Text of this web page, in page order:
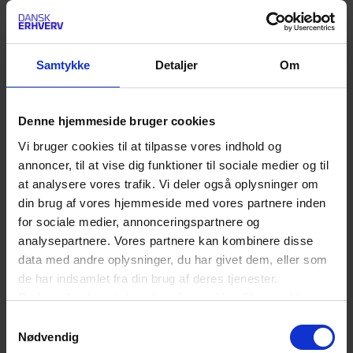
Samtykke Detaljer Om
Denne hjemmeside bruger cookies
Vi bruger cookies til at tilpasse vores indhold og
annoncer, til at vise dig funktioner til sociale medier og til
at analysere vores trafik. Vi deler også oplysninger om
din brug af vores hjemmeside med vores partnere inden
for sociale medier, annonceringspartnere og
analysepartnere. Vores partnere kan kombinere disse
data med andre oplysninger, du har givet dem, eller som
de har indsamlet fra din brug af deres tjenester.
Du kan til enhver tid ændre eller trække dit samtykke
hjørne på websitet.
Nødvendig
Vetnordic
handelsleverandør og kunde/case
Dagrofa Foodservice & Impact
Eventyrsport & Vertica
EET Group & Vertica
Matas & Hesehus
Satair & Merkle
community